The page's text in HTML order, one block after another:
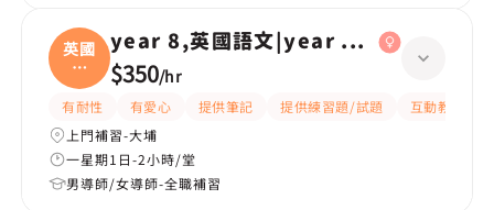
英國
語
文|
year 8,英國語文|year 6,英國語文
$350/hr
有耐性 有愛心 提供筆記 提供練習題/試題 互動教學
上門補習-大埔
一星期1日-2小時/堂
男導師/女導師-全職補習